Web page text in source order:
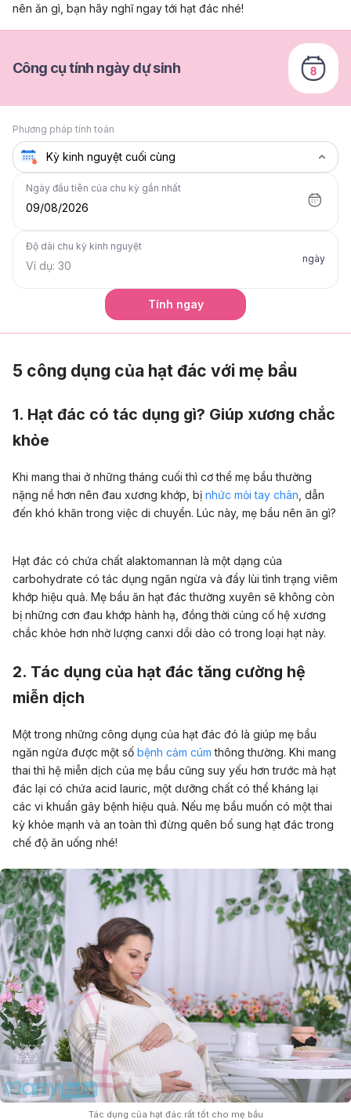
nên ăn gì, bạn hãy nghĩ ngay tới hạt đác nhé!
Công cụ tính ngày dự sinh
Phương pháp tính toán
Ngày đầu tiên của chu kỳ gần nhất
09/08/2026
Độ dài chu kỳ kinh nguyệt
ngày
Tính ngay
5 công dụng của hạt đác với mẹ bầu
1. Hạt đác có tác dụng gì? Giúp xương chắc
khỏe
Khi mang thai ở những tháng cuối thì cơ thể mẹ bầu thường
nặng nề hơn nên đau xương khớp, bị nhức mỏi tay chân , dẫn
đến khó khăn trong việc di chuyển. Lúc này, mẹ bầu nên ăn gì?
Hạt đác có chứa chất alaktomannan là một dạng của
carbohydrate có tác dụng ngăn ngừa và đẩy lùi tình trạng viêm
khớp hiệu quả. Mẹ bầu ăn hạt đác thường xuyên sẽ không còn
bị những cơn đau khớp hành hạ, đồng thời củng cố hệ xương
chắc khỏe hơn nhờ lượng canxi dồi dào có trong loại hạt này.
2. Tác dụng của hạt đác tăng cường hệ
miễn dịch
Một trong những công dụng của hạt đác đó là giúp mẹ bầu
ngăn ngừa được một số bệnh cảm cúmthông thường. Khi mang
thai thì hệ miễn dịch của mẹ bầu cũng suy yếu hơn trước mà hạt
đác lại có chứa acid lauric, một dưỡng chất có thể kháng lại
các vi khuẩn gây bệnh hiệu quả. Nếu mẹ bầu muốn có một thai
kỳ khỏe mạnh và an toàn thì đừng quên bổ sung hạt đác trong
chế độ ăn uống nhé!
Tác dụng của hạt đác rất tốt cho mẹ bầu